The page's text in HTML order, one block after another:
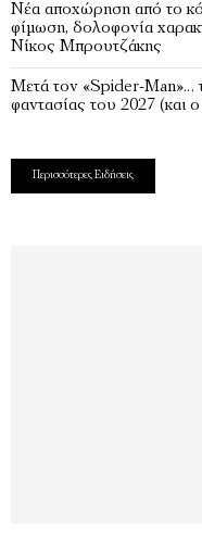
Νέα αποχώρηση από το
φίμωση, δολοφονία
Νίκος Μπρουτζάκης
Μετά τον «Spider-Man»…
φαντασίας του 2027 (και
Περισσότερες Ειδήσεις